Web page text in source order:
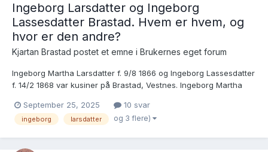
Ingeborg Larsdatter og Ingeborg
Lassesdatter Brastad. Hvem er hvem, og
hvor er den andre?
Kjartan Brastad postet et emne i Brukernes eget forum
Ingeborg Martha Larsdatter f. 9/8 1866 og Ingeborg Lassesdatter
f. 14/2 1868 var kusiner på Brastad, Vestnes. Ingeborg Martha
Myrene. I FT 1900 har deler av familien til Ingeborg Martha flyttet
til bnr 7, Fredsvik, trolig fordi eldste bror h...
September 25, 2025 10 svar
ingeborg larsdatter og 3 flere)